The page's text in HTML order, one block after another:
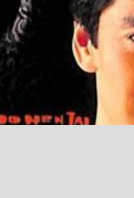
「90%は失敗する
終戦から81年